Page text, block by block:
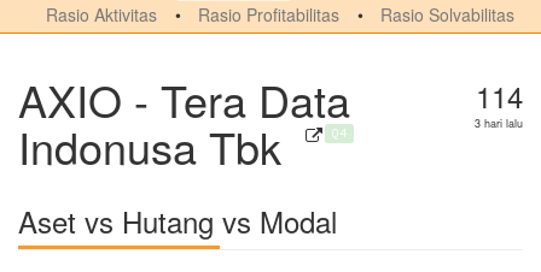
Rasio Aktivitas
Rasio Profitabilitas Rasio Solvabilitas
AXIO - Tera Data
Indonusa Tbk Q4
114
3 hari lalu
Aset vs Hutang vs Modal